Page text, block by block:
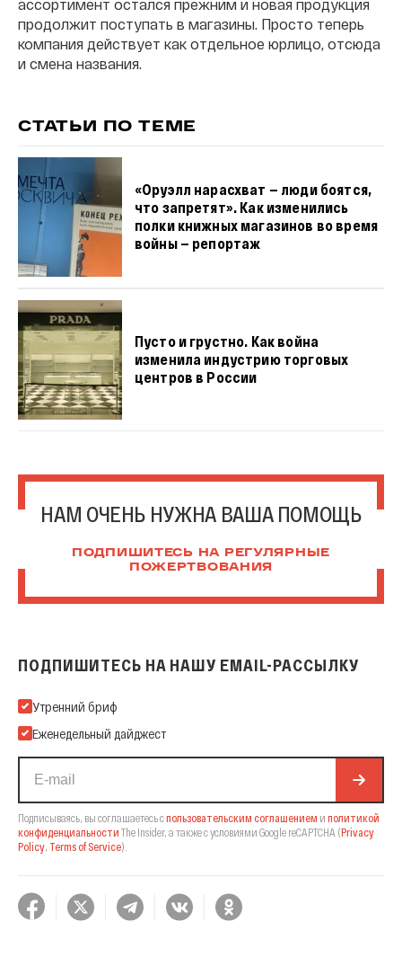
ассортимент остался прежним и новая продукция
продолжит поступать в магазины. Просто теперь
компания действует как отдельное юрлицо, отсюда
и смена названия.
СТАТЬИ ПО ТЕМЕ
«Оруэлл нарасхват — люди боятся,
что запретят». Как изменились
полки книжных магазинов во время
войны — репортаж
Пусто и грустно. Как война
изменила индустрию торговых
центров в России
НАМ ОЧЕНЬ НУЖНА ВАША ПОМОЩЬ
ПОДПИШИТЕСЬ НА РЕГУЛЯРНЫЕ
ПОЖЕРТВОВАНИЯ
ПОДПИШИТЕСЬ НА НАШУ EMAIL-РАССЫЛКУ
Подпишитесь на нашу Email-рассылку
Утренний бриф
Еженедельный дайджест
Подписываясь, вы соглашаетесь спользовательским соглашением и политикой
конфиденциальности The Insider, а также с условиями Google reCAPTCHA (Privacy
Policy Terms of Service).